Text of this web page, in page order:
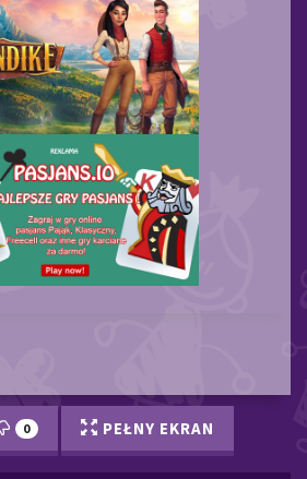
0 PEŁNY EKRAN